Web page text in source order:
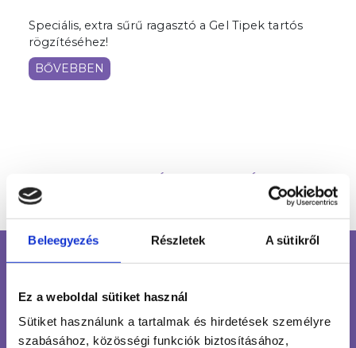
Beleegyezés Részletek A sütikről
Ez a weboldal sütiket használ
Sütiket használunk a tartalmak és hirdetések személyre
szabásához, közösségi funkciók biztosításához,
Speciális, extra sűrű ragasztó a Gel Tipek tartós
rögzítéséhez!
BŐVEBBEN
HASONLÓ TERMÉKEK
INGYENES SZÁLLÍTÁS
ÜGYFÉLSZOLGÁLAT